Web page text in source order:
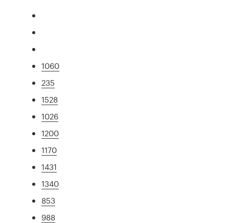
1060
235
1528
1026
1200
1170
1431
1340
853
988